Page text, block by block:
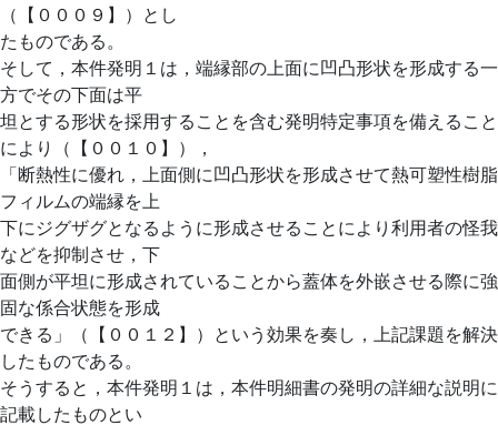
（【０００９】）とし
たものである。
そして，本件発明１は，端縁部の上面に凹凸形状を形成する一
方でその下面は平
坦とする形状を採用することを含む発明特定事項を備えること
により（【００１０】），
「断熱性に優れ，上面側に凹凸形状を形成させて熱可塑性樹脂
フィルムの端縁を上
下にジグザグとなるように形成させることにより利用者の怪我
などを抑制させ，下
面側が平坦に形成されていることから蓋体を外嵌させる際に強
固な係合状態を形成
できる」（【００１２】）という効果を奏し，上記課題を解決
したものである。
そうすると，本件発明１は，本件明細書の発明の詳細な説明に
記載したものとい